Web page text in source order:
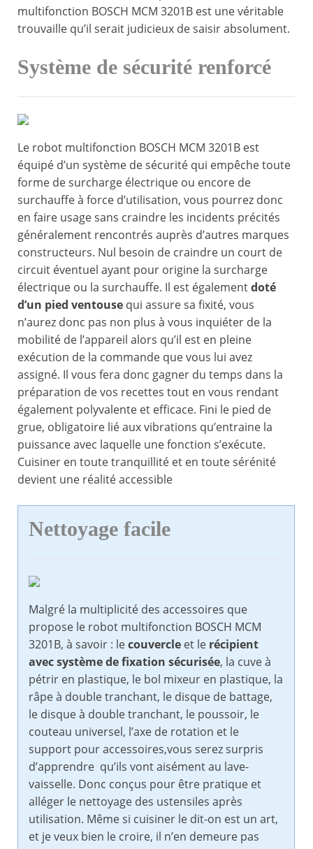
multifonction BOSCH MCM 3201B est une véritable
trouvaille qu’il serait judicieux de saisir absolument.
Système de sécurité renforcé
Le robot multifonction BOSCH MCM 3201B est
équipé d’un système de sécurité qui empêche toute
forme de surcharge électrique ou encore de
surchauffe à force d’utilisation, vous pourrez donc
en faire usage sans craindre les incidents précités
généralement rencontrés auprès d’autres marques
constructeurs. Nul besoin de craindre un court de
circuit éventuel ayant pour origine la surcharge
électrique ou la surchauffe. Il est égalementdoté
d’un pied ventouse qui assure sa fixité, vous
n’aurez donc pas non plus à vous inquiéter de la
mobilité de l’appareil alors qu’il est en pleine
exécution de la commande que vous lui avez
assigné. Il vous fera donc gagner du temps dans la
préparation de vos recettes tout en vous rendant
également polyvalente et efficace. Fini le pied de
grue, obligatoire lié aux vibrations qu’entraine la
puissance avec laquelle une fonction s’exécute.
Cuisiner en toute tranquillité et en toute sérénité
devient une réalité accessible
Nettoyage facile
Malgré la multiplicité des accessoires que
propose le robot multifonction BOSCH MCM
3201B, à savoir : lecouvercle et le récipient
avec système de fixation sécurisée, la cuve à
pétrir en plastique, le bol mixeur en plastique, la
râpe à double tranchant, le disque de battage,
le disque à double tranchant, le poussoir, le
couteau universel, l’axe de rotation et le
support pour accessoires,vous serez surpris
d’apprendre qu’ils vont aisément au lave-
vaisselle. Donc conçus pour être pratique et
alléger le nettoyage des ustensiles après
utilisation. Même si cuisiner le dit-on est un art,
et je veux bien le croire, il n’en demeure pas